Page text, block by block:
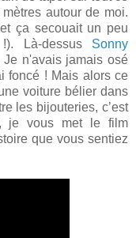
autour de moi.
ça secouait un peu
Là-dessus Sonny
n'avais jamais osé
foncé ! Mais alors ce
voiture bélier dans
les bijouteries, c’est
je vous met le film
que vous sentiez